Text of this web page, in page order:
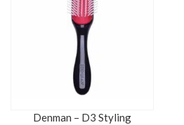
Denman – D3 Styling